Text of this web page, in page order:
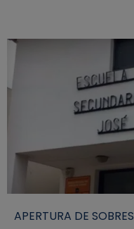
APERTURA DE SOBRES